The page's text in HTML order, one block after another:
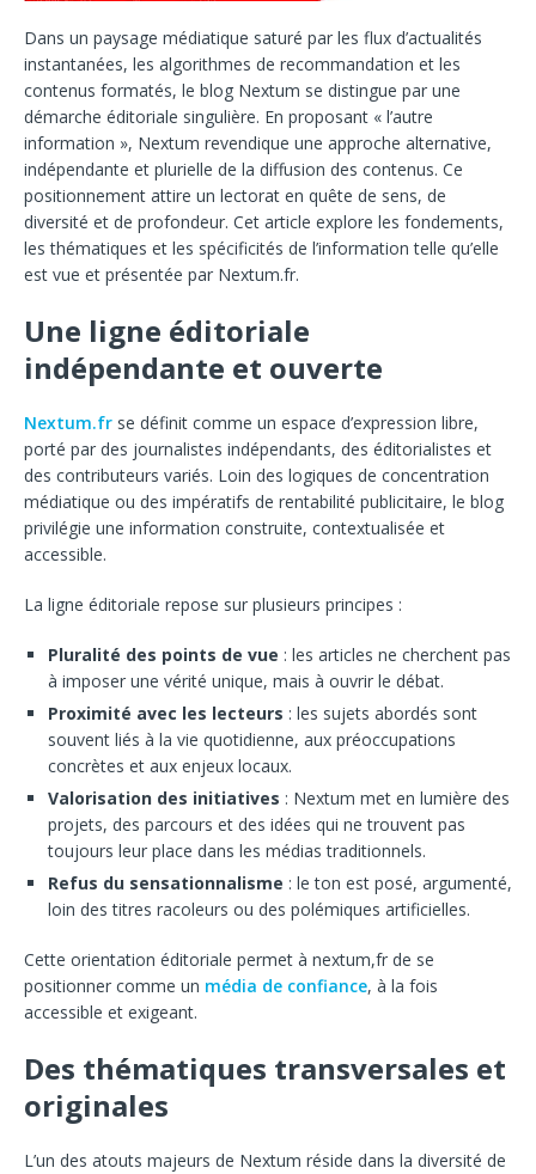
Dans un paysage médiatique saturé par les flux d’actualités
instantanées, les algorithmes de recommandation et les
contenus formatés, le blog Nextum se distingue par une
démarche éditoriale singulière. En proposant « l’autre
information », Nextum revendique une approche alternative,
indépendante et plurielle de la diffusion des contenus. Ce
positionnement attire un lectorat en quête de sens, de
diversité et de profondeur. Cet article explore les fondements,
les thématiques et les spécificités de l’information telle qu’elle
est vue et présentée par Nextum.fr.
Une ligne éditoriale
indépendante et ouverte
Nextum.fr se définit comme un espace d’expression libre,
porté par des journalistes indépendants, des éditorialistes et
des contributeurs variés. Loin des logiques de concentration
médiatique ou des impératifs de rentabilité publicitaire, le blog
privilégie une information construite, contextualisée et
accessible.
La ligne éditoriale repose sur plusieurs principes :
Pluralité des points de vue : les articles ne cherchent pas
à imposer une vérité unique, mais à ouvrir le débat.
Proximité avec les lecteurs : les sujets abordés sont
souvent liés à la vie quotidienne, aux préoccupations
concrètes et aux enjeux locaux.
Valorisation des initiatives : Nextum met en lumière des
projets, des parcours et des idées qui ne trouvent pas
toujours leur place dans les médias traditionnels.
Refus du sensationnalisme : le ton est posé, argumenté,
loin des titres racoleurs ou des polémiques artificielles.
Cette orientation éditoriale permet à nextum,fr de se
positionner comme un média de confiance, à la fois
accessible et exigeant.
Des thématiques transversales et
originales
L’un des atouts majeurs de Nextum réside dans la diversité de